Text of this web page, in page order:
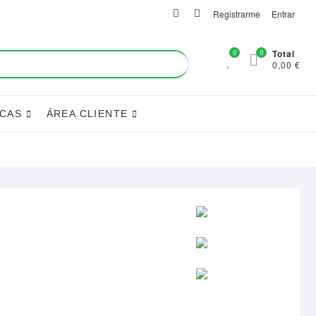
facebookinstagram
Registrarme Entrar
0 Total
0,00 €
0
ÁREA CLIENTE